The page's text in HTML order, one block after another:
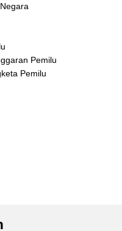
Pemilu
Pemilu